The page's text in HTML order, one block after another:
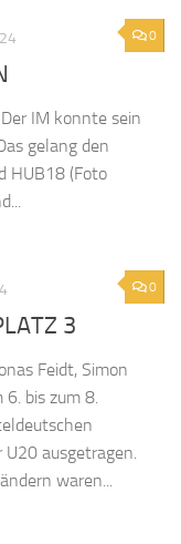
0
IM konnte sein
gelang den
HUB18 (Foto
0
3
Feidt, Simon
bis zum 8.
ausgetragen.
waren...